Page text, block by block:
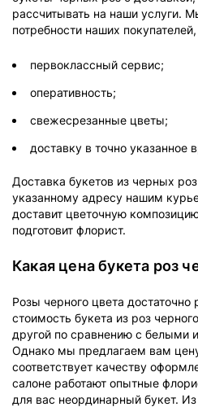
рассчитывать на наши услуги.
потребности наших
первоклассный сервис;
оперативность;
свежесрезанные цветы;
доставку в точно указанное
Доставка букетов из черных
указанному адресу нашим
доставит цветочную
подготовит флорист.
Какая цена букета роз
Розы черного цвета
стоимость букета из роз
другой по сравнению с белыми
Однако мы предлагаем вам
соответствует качеству
салоне работают опытные
для вас неординарный букет. Из